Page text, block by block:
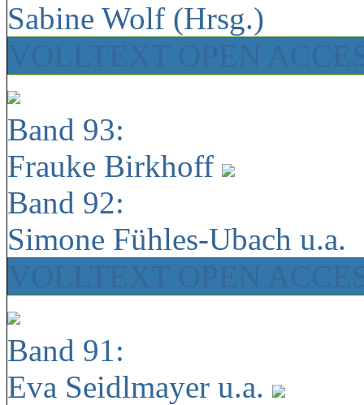
Sabine Wolf (Hrsg.)
Band 93:
Frauke Birkhoff
Band 92:
Simone Fühles-Ubach u.a.
Band 91:
Eva Seidlmayer u.a.